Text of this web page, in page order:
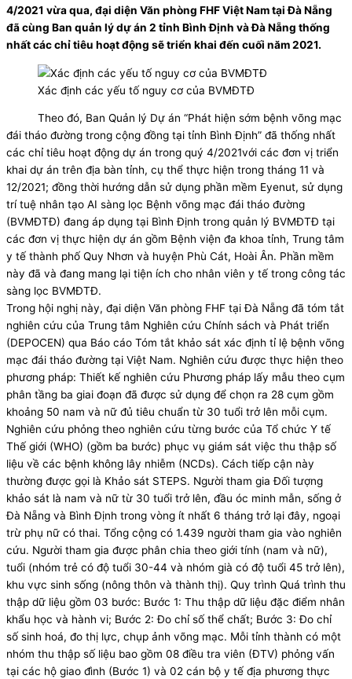
4/2021 vừa qua, đại diện Văn phòng FHF Việt Nam tại Đà Nẵng
đã cùng Ban quản lý dự án 2 tỉnh Bình Định và Đà Nẵng thống
nhất các chỉ tiêu hoạt động sẽ triển khai đến cuối năm 2021.
Xác định các yếu tố nguy cơ của BVMĐTĐ
Theo đó, Ban Quản lý Dự án “Phát hiện sớm bệnh võng mạc
đái tháo đường trong cộng đồng tại tỉnh Bình Định” đã thống nhất
các chỉ tiêu hoạt động dự án trong quý 4/2021với các đơn vị triển
khai dự án trên địa bàn tỉnh, cụ thể thực hiện trong tháng 11 và
12/2021; đồng thời hướng dẫn sử dụng phần mềm Eyenut, sử dụng
trí tuệ nhân tạo AI sàng lọc Bệnh võng mạc đái tháo đường
(BVMĐTĐ) đang áp dụng tại Bình Định trong quản lý BVMĐTĐ tại
các đơn vị thực hiện dự án gồm Bệnh viện đa khoa tỉnh, Trung tâm
y tế thành phố Quy Nhơn và huyện Phù Cát, Hoài Ân. Phần mềm
này đã và đang mang lại tiện ích cho nhân viên y tế trong công tác
sàng lọc BVMĐTĐ.
Trong hội nghị này, đại diện Văn phòng FHF tại Đà Nẵng đã tóm tắt
nghiên cứu của Trung tâm Nghiên cứu Chính sách và Phát triển
(DEPOCEN) qua Báo cáo Tóm tắt khảo sát xác định tỉ lệ bệnh võng
mạc đái tháo đường tại Việt Nam. Nghiên cứu được thực hiện theo
phương pháp: Thiết kế nghiên cứu Phương pháp lấy mẫu theo cụm
phân tầng ba giai đoạn đã được sử dụng để chọn ra 28 cụm gồm
khoảng 50 nam và nữ đủ tiêu chuẩn từ 30 tuổi trở lên mỗi cụm.
Nghiên cứu phỏng theo nghiên cứu từng bước của Tổ chức Y tế
Thế giới (WHO) (gồm ba bước) phục vụ giám sát việc thu thập số
liệu về các bệnh không lây nhiễm (NCDs). Cách tiếp cận này
thường được gọi là Khảo sát STEPS. Người tham gia Đối tượng
khảo sát là nam và nữ từ 30 tuổi trở lên, đầu óc minh mẫn, sống ở
Đà Nẵng và Bình Định trong vòng ít nhất 6 tháng trở lại đây, ngoại
trừ phụ nữ có thai. Tổng cộng có 1.439 người tham gia vào nghiên
cứu. Người tham gia được phân chia theo giới tính (nam và nữ),
tuổi (nhóm trẻ có độ tuổi 30-44 và nhóm già có độ tuổi 45 trở lên),
khu vực sinh sống (nông thôn và thành thị). Quy trình Quá trình thu
thập dữ liệu gồm 03 bước: Bước 1: Thu thập dữ liệu đặc điểm nhân
khẩu học và hành vi; Bước 2: Đo chỉ số thể chất; Bước 3: Đo chỉ
số sinh hoá, đo thị lực, chụp ảnh võng mạc. Mỗi tỉnh thành có một
nhóm thu thập số liệu bao gồm 08 điều tra viên (ĐTV) phỏng vấn
tại các hộ giao đình (Bước 1) và 02 cán bộ y tế địa phương thực